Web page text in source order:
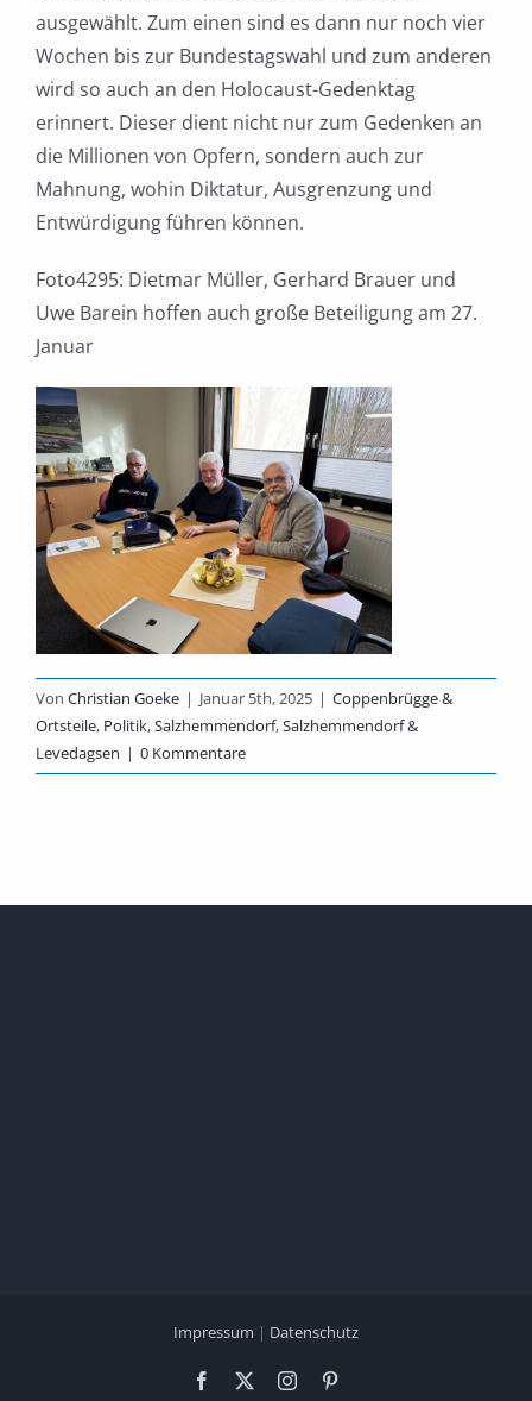
ausgewählt. Zum einen sind es dann nur noch vier
Wochen bis zur Bundestagswahl und zum anderen
wird so auch an den Holocaust-Gedenktag
erinnert. Dieser dient nicht nur zum Gedenken an
die Millionen von Opfern, sondern auch zur
Mahnung, wohin Diktatur, Ausgrenzung und
Entwürdigung führen können.
Foto4295: Dietmar Müller, Gerhard Brauer und
Uwe Barein hoffen auch große Beteiligung am 27.
Januar
Von Christian Goeke | Januar 5th, 2025 | Coppenbrügge &
Ortsteile, Politik,Salzhemmendorf,Salzhemmendorf &
Levedagsen | 0 Kommentare
Impressum | Datenschutz
Facebook Instagram